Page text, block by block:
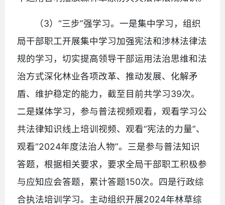
（3）“三步”强学习。一是集中学习，组织
局干部职工开展集中学习加强宪法和涉林法律法
规的学习，切实提高领导干部运用法治思维和法
治方式深化林业各项改革、推动发展、化解矛
盾、维护稳定的能力，截至目前共学习39次。
二是媒体学习，参与普法视频观看，观看学习公
共法律知识线上培训视频、观看“宪法的力量”、
观看“2024年度法治人物”。三是参与普法知识
答题，根据相关要求，要求全局干部职工积极参
与应知应会答题，累计答题150次。四是行政综
合执法培训学习。主动组织开展2024年林草综